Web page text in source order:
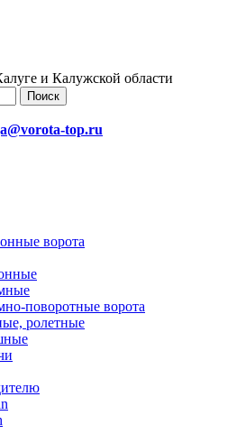
и Калужской области
Поиск
top.ru
поворотные ворота
ролетные